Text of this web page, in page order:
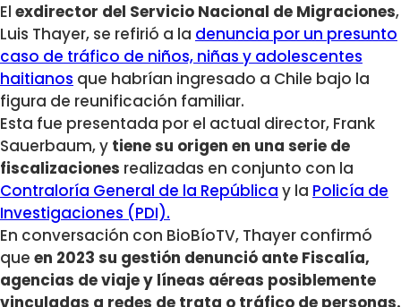
El exdirector del Servicio Nacional de Migraciones,
Luis Thayer, se refirió a la denuncia por un presunto
caso de tráfico de niños, niñas y adolescentes
haitianos que habrían ingresado a Chile bajo la
figura de reunificación familiar.
Esta fue presentada por el actual director, Frank
Sauerbaum, y tiene su origen en una serie de
fiscalizaciones realizadas en conjunto con la
Contraloría General de la República y la Policía de
Investigaciones (PDI).
En conversación con BioBíoTV, Thayer confirmó
que en 2023 su gestión denunció ante Fiscalía,
agencias de viaje y líneas aéreas posiblemente
vinculadas a redes de trata o tráfico de personas.